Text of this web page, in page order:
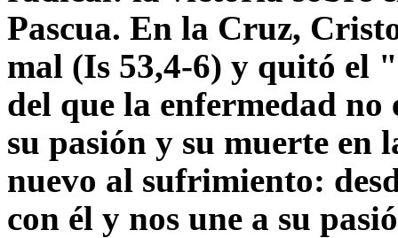
Pascua. En la Cruz,
mal (Is 53,4-6) y quitó el
del que la enfermedad no
su pasión y su muerte
nuevo al sufrimiento:
con él y nos une a su